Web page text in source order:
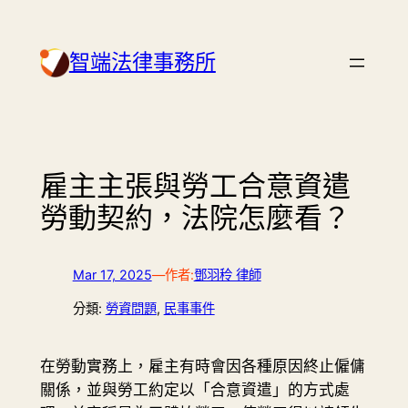
content 智端法律事務所
雇主主張與勞工合意資遣
勞動契約，法院怎麼看？
Mar 17, 2025—作者:鄧羽秢 律師
分類: 勞資問題, 民事事件
在勞動實務上，雇主有時會因各種原因終止僱傭
關係，並與勞工約定以「合意資遣」的方式處